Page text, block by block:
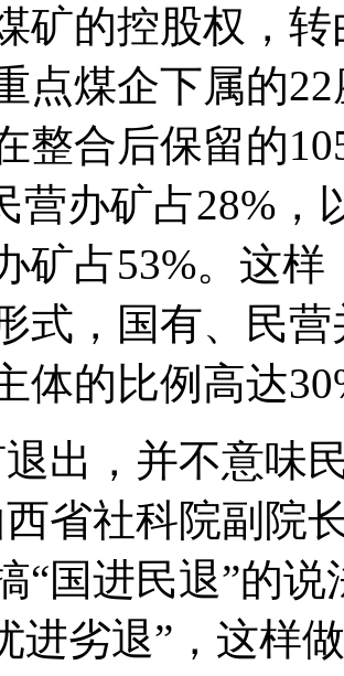
矿的控股权，
点煤企下属的
整合后保留的
营办矿占28%
矿占53%。这
式，国有、民
体的比例高达
出，并不意味
西省社科院副院
“国进民退”的
进劣退”，这样